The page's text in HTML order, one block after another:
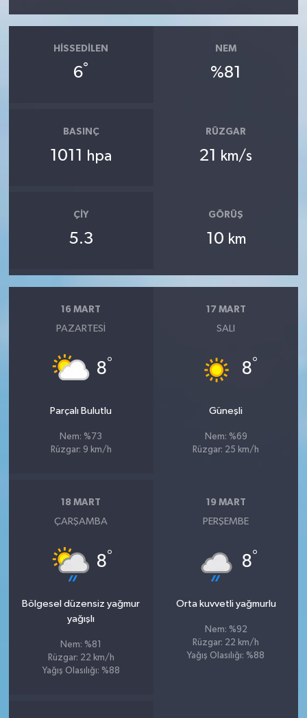
HISSEDILEN
6°
NEM
%81
BASINÇ
1011 hpa
RÜZGAR
21 km/s
ÇIY
5.3
GÖRÜŞ
10 km
16 MART
PAZARTESI
8°
Parçalı Bulutlu
Nem: %73
Rüzgar: 9 km/h
17 MART
SALI
8°
Güneşli
Nem: %69
Rüzgar: 25 km/h
18 MART
ÇARŞAMBA
8°
Bölgesel düzensiz yağmur
yağışlı
Nem: %81
Rüzgar: 22 km/h
Yağış Olasılığı: %88
19 MART
PERŞEMBE
8°
Orta kuvvetli yağmurlu
Nem: %92
Rüzgar: 22 km/h
Yağış Olasılığı: %88